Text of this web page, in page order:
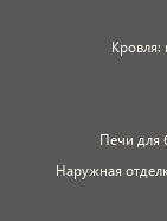
Кровля:
Печи для
Наружная